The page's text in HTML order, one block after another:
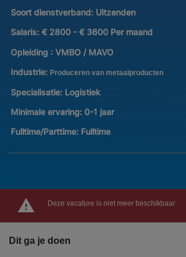
Soort dienstverband: Uitzenden
Salaris: € 2800 - € 3600 Per maand
Opleiding : VMBO / MAVO
Industrie: Produceren van metaalproducten
Specialisatie: Logistiek
Minimale ervaring: 0-1 jaar
Fulltime/Parttime: Fulltime
Deze vacature is niet meer beschikbaar
Dit ga je doen